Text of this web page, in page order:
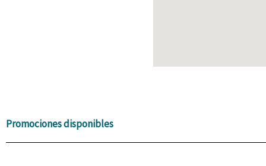
Promociones disponibles